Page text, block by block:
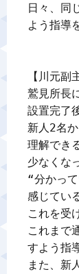
日々、同
よう指導
【川元副
鷲見所長
設置完了
新人2名
理解でき
少なくな
“分かっ
感じてい
これを受
これまで
すよう指
また、新